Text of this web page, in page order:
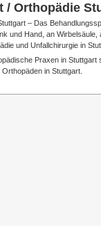
/ Orthopädie
– Das
und Hand, an
und Unfallchirurgie in
Praxen in
in Stuttgart.